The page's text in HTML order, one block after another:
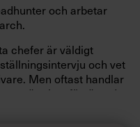
och arbetar
chefer är väldigt
och vet
Men oftast handlar
omsättning, förväntad